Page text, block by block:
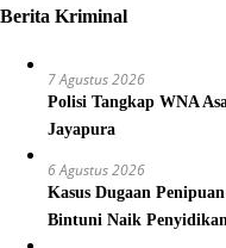
Berita Kriminal
7 Agustus 2026
Polisi Tangkap WNA
Jayapura
6 Agustus 2026
Kasus Dugaan
Bintuni Naik Penyidikan